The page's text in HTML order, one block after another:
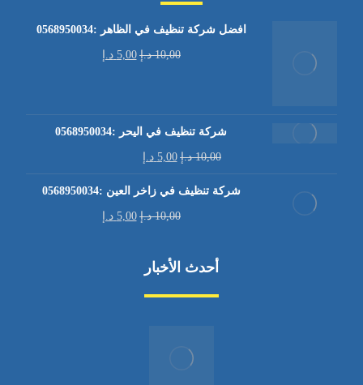
افضل شركة تنظيف في الظاهر :0568950034
10,00 د.إ 5,00 د.إ
شركة تنظيف في اليحر :0568950034
10,00 د.إ 5,00 د.إ
شركة تنظيف في زاخر العين :0568950034
10,00 د.إ 5,00 د.إ
أحدث الأخبار